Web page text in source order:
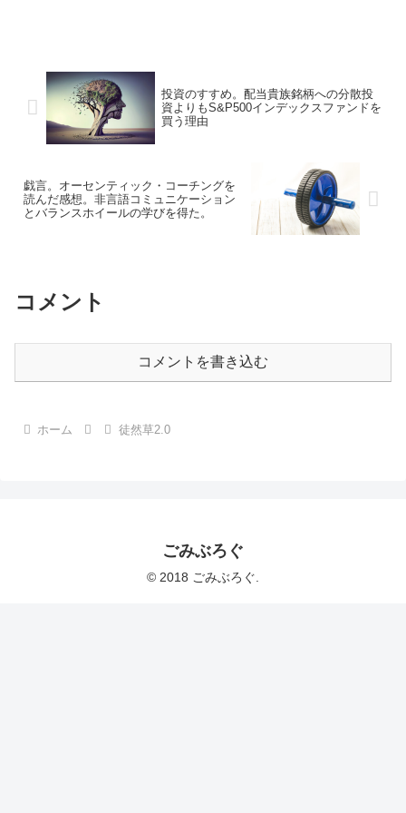
投資のすすめ。配当貴族銘柄への分散投
資よりもS&P500インデックスファンドを
買う理由
戯言。オーセンティック・コーチングを
読んだ感想。非言語コミュニケーション
とバランスホイールの学びを得た。
コメント
コメントを書き込む
ホーム 徒然草2.0
ごみぶろぐ
© 2018 ごみぶろぐ.